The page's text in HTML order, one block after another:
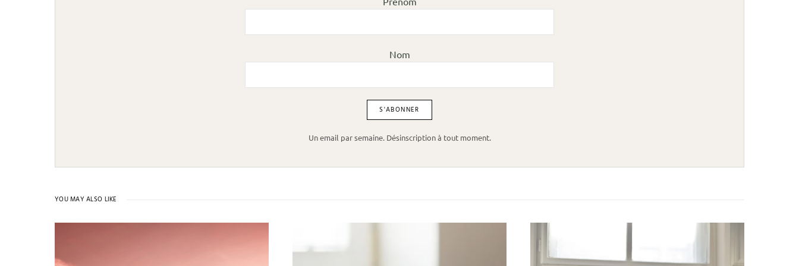
Nom
Un email par semaine. Désinscription à tout moment.
YOU MAY ALSO LIKE